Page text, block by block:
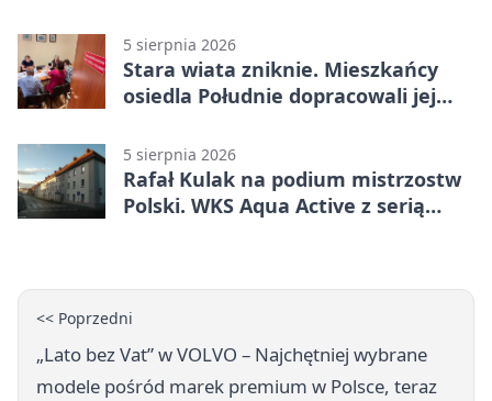
5 sierpnia 2026
Stara wiata zniknie. Mieszkańcy
osiedla Południe dopracowali jej
5 sierpnia 2026
Rafał Kulak na podium mistrzostw
Polski. WKS Aqua Active z serią
<< Poprzedni
„Lato bez Vat” w VOLVO – Najchętniej wybrane
modele pośród marek premium w Polsce, teraz